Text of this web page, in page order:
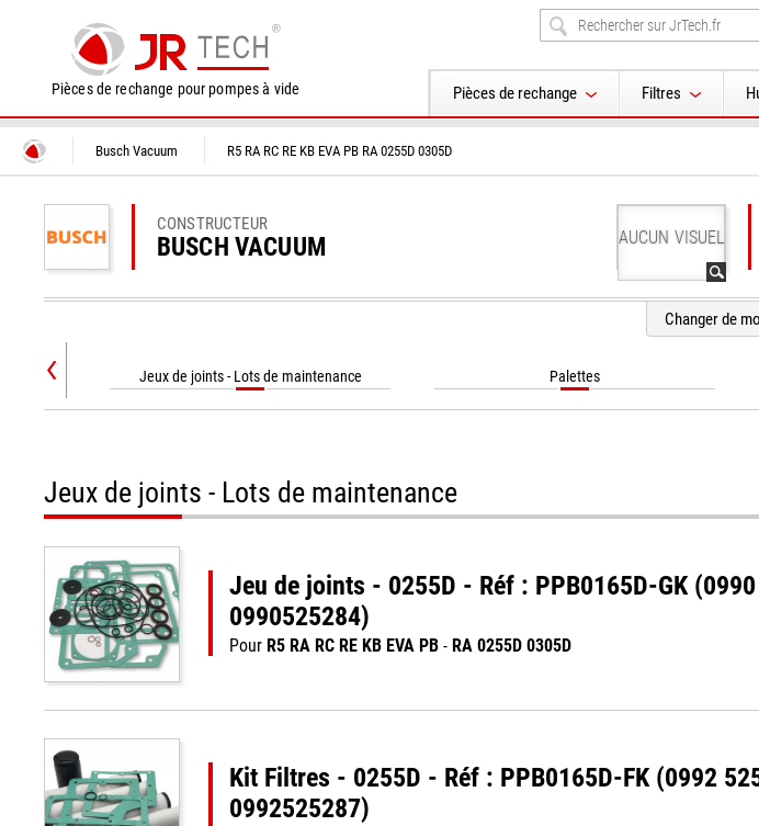
Pièces de rechange pour pompes à vide Pièces de rechange Filtres
Busch Vacuum R5 RA RC RE KB EVA PB RA 0255D 0305D
CONSTRUCTEUR
BUSCH VACUUM AUCUN VISUEL
Changer de
Jeux de joints - Lots de maintenance Palettes
Jeux de joints - Lots de maintenance
Jeu de joints - 0255D - Réf : PPB0165D-GK
0990525284)
Pour R5 RA RC RE KB EVA PB - RA 0255D 0305D
Kit Filtres - 0255D - Réf : PPB0165D-FK (0992
0992525287)